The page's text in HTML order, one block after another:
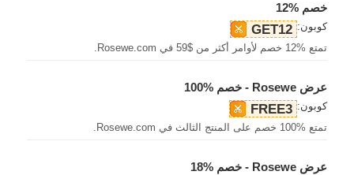
خصم %12
كوبون: GET12
تمتع %12 خصم لأوامر أكثر من $59 في Rosewe.com.
عرض Rosewe - خصم %100
كوبون: FREE3
تمتع %100 خصم على المنتج الثالث في Rosewe.com.
عرض Rosewe - خصم %18